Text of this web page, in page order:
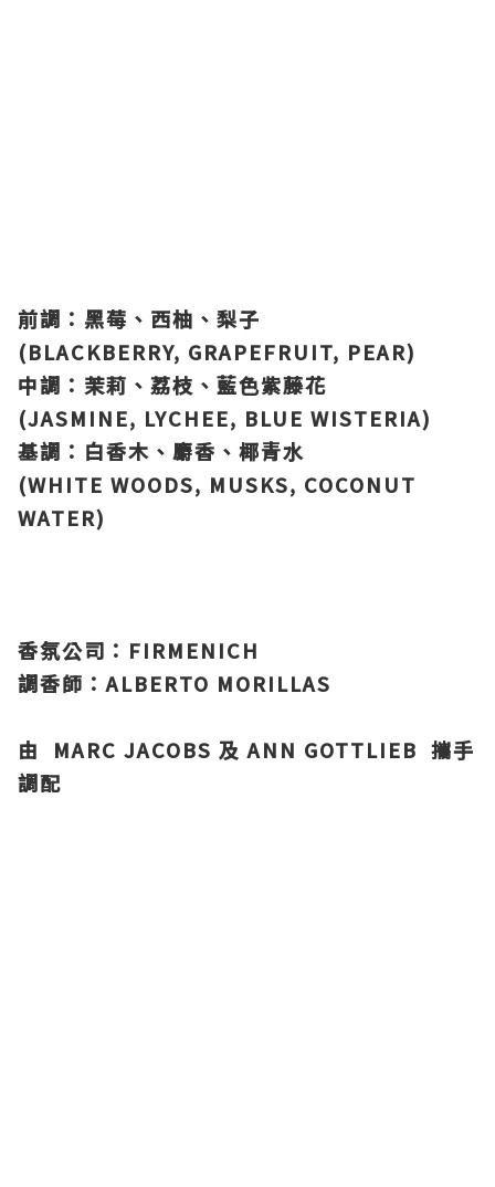
前調：黑莓、西柚、梨子
(BLACKBERRY, GRAPEFRUIT, PEAR)
中調：茉莉、荔枝、藍色紫藤花
(JASMINE, LYCHEE, BLUE WISTERIA)
基調：白香木、麝香、椰青水
(WHITE WOODS, MUSKS, COCONUT
WATER)
香氛公司：FIRMENICH
調香師：ALBERTO MORILLAS
由 MARC JACOBS 及 ANN GOTTLIEB 攜手
調配